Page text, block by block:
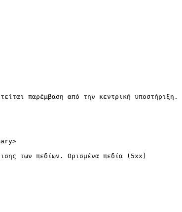
παρέμβαση από την κεντρική υποστήριξη.
των πεδίων. Ορισμένα πεδία (5xx)